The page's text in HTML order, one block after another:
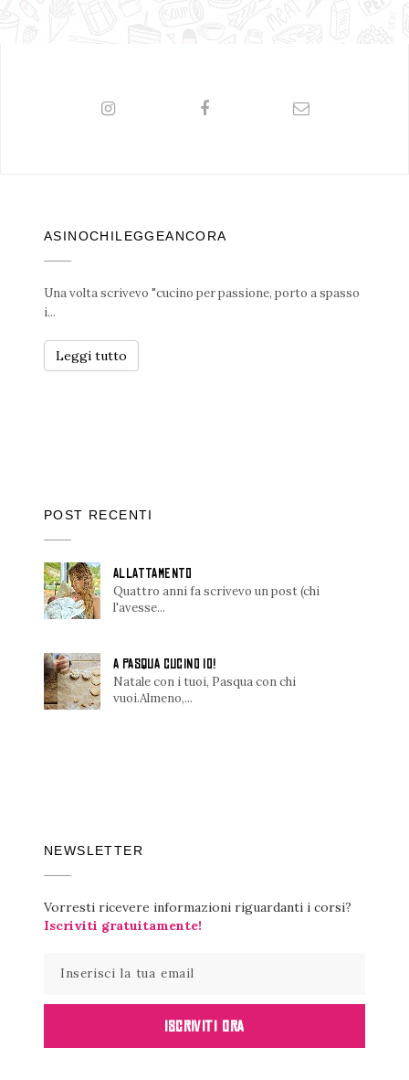
ASINOCHILEGGEANCORA
Una volta scrivevo "cucino per passione, porto a spasso
i...
Leggi tutto
POST RECENTI
ALLATTAMENTO
Quattro anni fa scrivevo un post (chi
l'avesse...
A PASQUA CUCINO IO!
Natale con i tuoi, Pasqua con chi
vuoi.Almeno,...
NEWSLETTER
Vorresti ricevere informazioni riguardanti i corsi?
Iscriviti gratuitamente!
ISCRIVITI ORA